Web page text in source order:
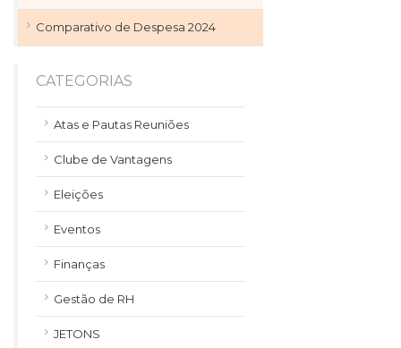
Comparativo de Despesa 2024
CATEGORIAS
Atas e Pautas Reuniões
Clube de Vantagens
Eleições
Eventos
Finanças
Gestão de RH
JETONS